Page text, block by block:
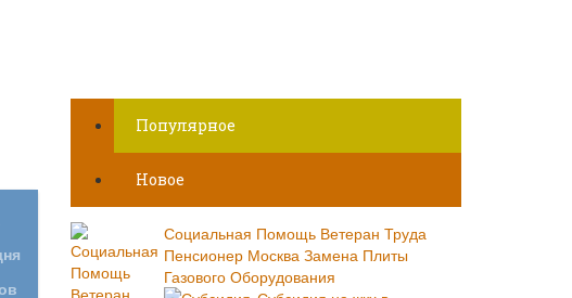
Популярное
Новое
Социальная Помощь Ветеран Труда
Пенсионер Москва Замена Плиты
Газового Оборудования